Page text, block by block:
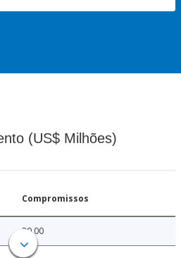
(US$ Milhões)
Compromissos
20.00